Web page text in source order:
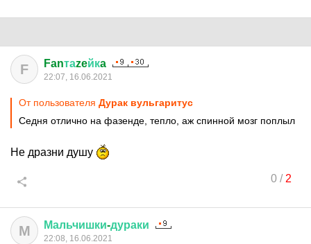
F Fanтаzeйкa
22:07, 16.06.2021
От пользователя Дурак вульгаритус
Седня отлично на фазенде, тепло, аж спинной мозг поплыл
Не дразни душу
0/ 2
М Мальчишки-дураки
22:08, 16.06.2021